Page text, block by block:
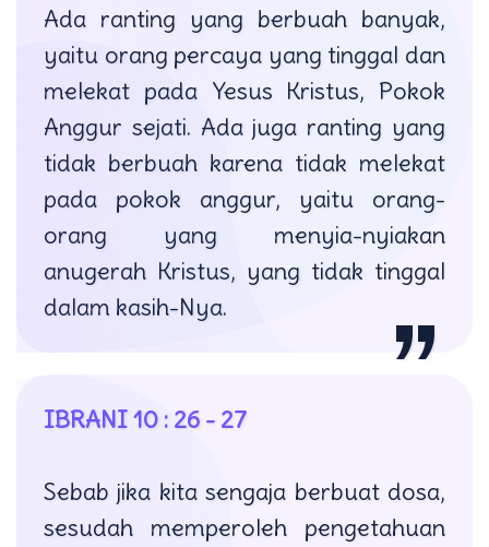
Ada ranting yang berbuah banyak,
yaitu orang percaya yang tinggal dan
melekat pada Yesus Kristus, Pokok
Anggur sejati. Ada juga ranting yang
tidak berbuah karena tidak melekat
pada pokok anggur, yaitu orang-
orang yang menyia-nyiakan
anugerah Kristus, yang tidak tinggal
dalam kasih-Nya.
IBRANI 10 : 26 - 27
Sebab jika kita sengaja berbuat dosa,
sesudah memperoleh pengetahuan